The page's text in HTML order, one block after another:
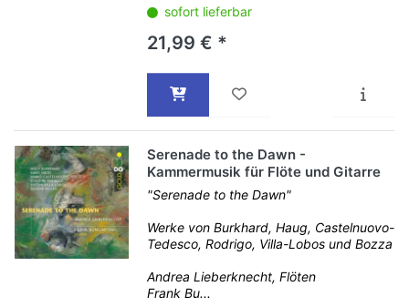
sofort lieferbar
21,99 € *
Serenade to the Dawn -
Kammermusik für Flöte und Gitarre
"Serenade to the Dawn"
Werke von Burkhard, Haug, Castelnuovo-
Tedesco, Rodrigo, Villa-Lobos und Bozza
Andrea Lieberknecht, Flöten
Frank Bu...